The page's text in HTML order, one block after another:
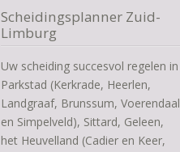
Scheidingsplanner Zuid-
Limburg
Uw scheiding succesvol regelen in
Parkstad (Kerkrade, Heerlen,
Landgraaf, Brunssum, Voerendaal
en Simpelveld), Sittard, Geleen,
het Heuvelland (Cadier en Keer,